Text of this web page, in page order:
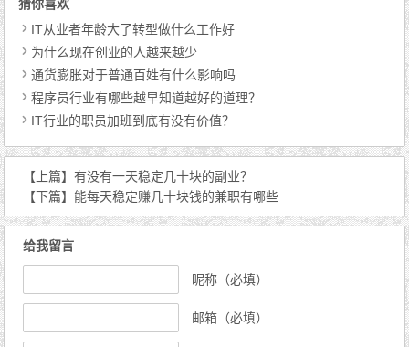
猜你喜欢
IT从业者年龄大了转型做什么工作好
为什么现在创业的人越来越少
通货膨胀对于普通百姓有什么影响吗
程序员行业有哪些越早知道越好的道理？
IT行业的职员加班到底有没有价值？
【上篇】有没有一天稳定几十块的副业？
【下篇】 能每天稳定赚几十块钱的兼职有哪些
给我留言
昵称（必填）
邮箱（必填）